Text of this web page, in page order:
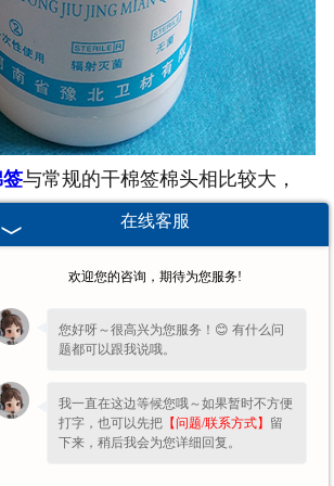
与常规的干棉签棉头相比较大，
即可，能够有效防止浪费，节约材
主要事项如下：
精，不适用于黏膜******。
质慎用。
、一次性用品，请勿循环利用。
干燥通风处。
在线客服
欢迎您的咨询，期待为您服务!
您好呀～很高兴为您服务！😊 有什么问
题都可以跟我说哦。
我一直在这边等候您哦～如果暂时不方便
打字，也可以先把 【问题/联系方式】 留
下来，稍后我会为您详细回复。